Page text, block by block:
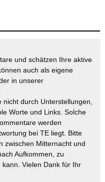
und schätzen Ihre aktive
auch als eigene
in unserer
durch Unterstellungen,
Worte und Links. Solche
werden
bei TE liegt. Bitte
zwischen Mitternacht und
Aufkommen, zu
Vielen Dank für Ihr